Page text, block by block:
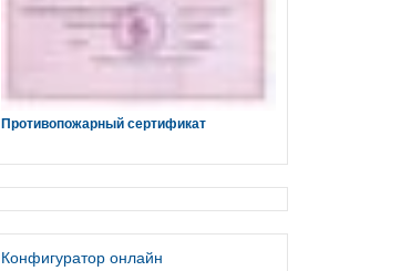
Противопожарный сертификат
Конфигуратор онлайн